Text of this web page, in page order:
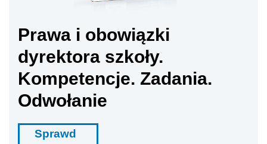
Prawa i obowiązki
dyrektora szkoły.
Kompetencje. Zadania.
Odwołanie
Sprawd